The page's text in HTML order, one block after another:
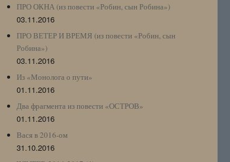
ПРО ОКНА (из повести «Робин, сын Робина»)
03.11.2016
ПРО ВЕТЕР И ВРЕМЯ (из повести «Робин, сын
Робина»)
03.11.2016
Из «Монолога о пути»
01.11.2016
Два фрагмента из повести «ОСТРОВ»
01.11.2016
Вася в 2016-ом
31.10.2016